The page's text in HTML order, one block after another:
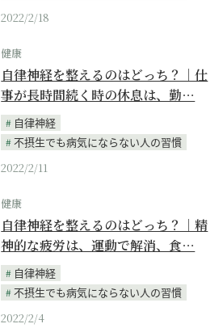
2022/2/18
健康
自律神経を整えるのはどっち？｜仕
事が長時間続く時の休息は、勤…
自律神経
不摂生でも病気にならない人の習慣
2022/2/11
健康
自律神経を整えるのはどっち？｜精
神的な疲労は、運動で解消、食…
自律神経
不摂生でも病気にならない人の習慣
2022/2/4